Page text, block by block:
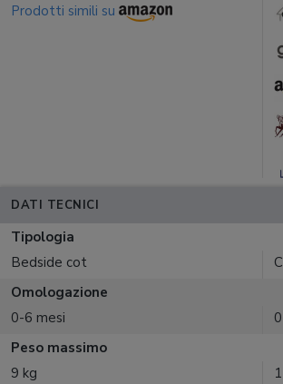
Prodotti simili su
DATI TECNICI
Tipologia
Bedside cot
Omologazione
0-6 mesi
Peso massimo
9 kg